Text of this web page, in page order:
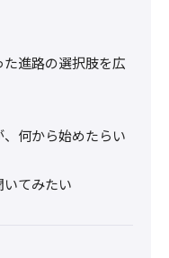
進路の選択肢を広
何から始めたらい
てみたい